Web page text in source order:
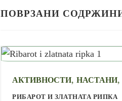
ПОВРЗАНИ
АКТИВНОСТИ, НАСТАНИ,
РИБАРОТ И ЗЛАТНАТА РИПКА